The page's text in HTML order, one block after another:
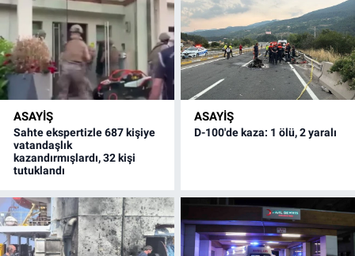
ASAYİŞ
Sahte ekspertizle 687 kişiye
vatandaşlık
kazandırmışlardı, 32 kişi
tutuklandı
ASAYİŞ
D-100'de kaza: 1 ölü, 2 yaralı